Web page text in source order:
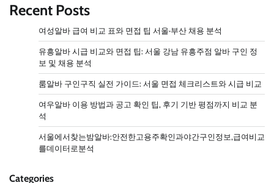
Recent Posts
여성알바 급여 비교 표와 면접 팁 서울·부산 채용 분석
유흥알바 시급 비교와 면접 팁: 서울 강남 유흥주점 알바 구인 정
보 및 채용 분석
룸알바 구인구직 실전 가이드: 서울 면접 체크리스트와 시급 비교
여우알바 이용 방법과 공고 확인 팁, 후기 기반 평점까지 비교 분
석
서울에서찾는밤알바:안전한고용주확인과야간구인정보,급여비교
를데이터로분석
Categories